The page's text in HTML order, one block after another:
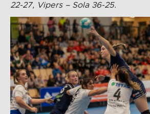
22-27, Vipers – Sola 36-25.